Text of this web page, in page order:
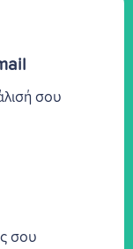
σου
σου